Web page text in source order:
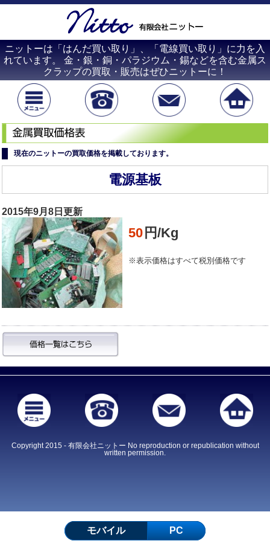
ニットーは「はんだ買い取り」、「電線買い取り」に力を入
れています。 金・銀・銅・パラジウム・錫などを含む金属ス
クラップの買取・販売はぜひニットーに！
現在のニットーの買取価格を掲載しております。
電源基板
2015年9月8日更新
50 円/Kg
※表示価格はすべて税別価格です
Copyright 2015 - 有限会社ニットー No reproduction or republication without
written permission.
モバイル PC